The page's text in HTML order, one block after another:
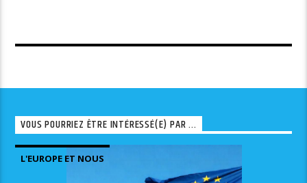
VOUS POURRIEZ ÊTRE INTÉRESSÉ(E) PAR ...
L'EUROPE ET NOUS